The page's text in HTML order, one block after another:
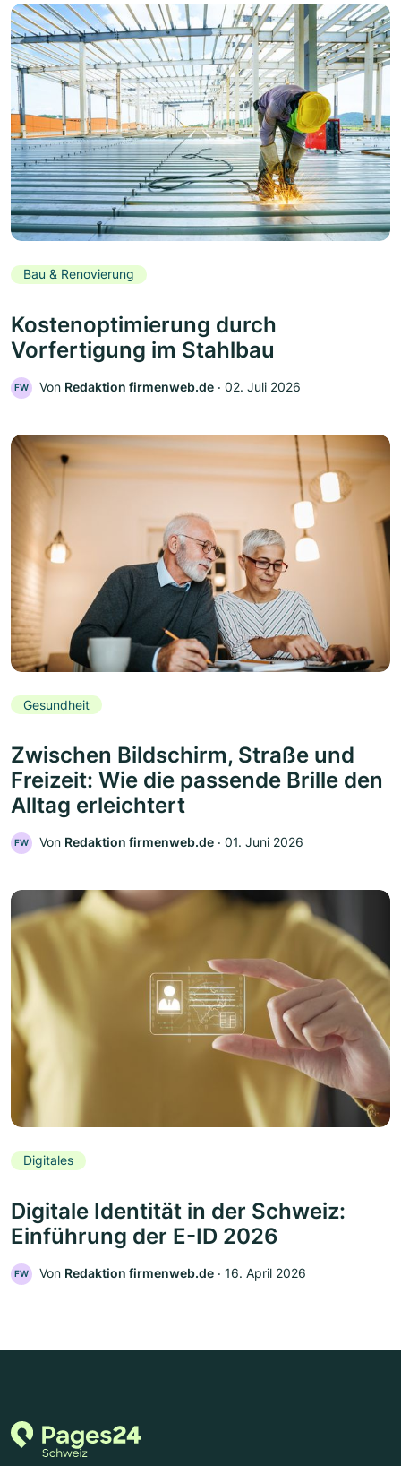
Bau & Renovierung
Kostenoptimierung durch
Vorfertigung im Stahlbau
FW Von Redaktion firmenweb.de ‧ 02. Juli 2026
Gesundheit
Zwischen Bildschirm, Straße und
Freizeit: Wie die passende Brille den
Alltag erleichtert
FW Von Redaktion firmenweb.de ‧ 01. Juni 2026
Digitales
Digitale Identität in der Schweiz:
Einführung der E-ID 2026
FW Von Redaktion firmenweb.de ‧ 16. April 2026